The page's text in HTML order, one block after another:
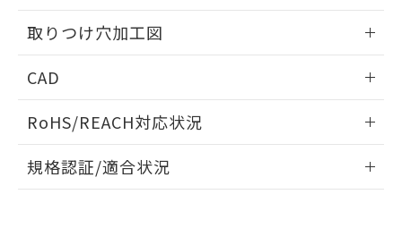
取りつけ穴加工図
CAD
ドすることができます。
ログイン/会員登録
RoHS/REACH対応状況
EU RoHS 注意事項・凡例
規格認証/適合状況